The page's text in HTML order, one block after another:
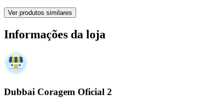
Ver produtos similares
Informações da loja
Dubbai Coragem Oficial 2